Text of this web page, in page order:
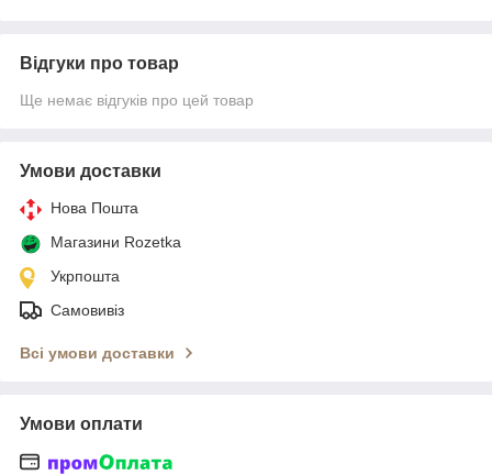
Відгуки про товар
Ще немає відгуків про цей товар
Умови доставки
Нова Пошта
Магазини Rozetka
Укрпошта
Самовивіз
Всі умови доставки
Умови оплати